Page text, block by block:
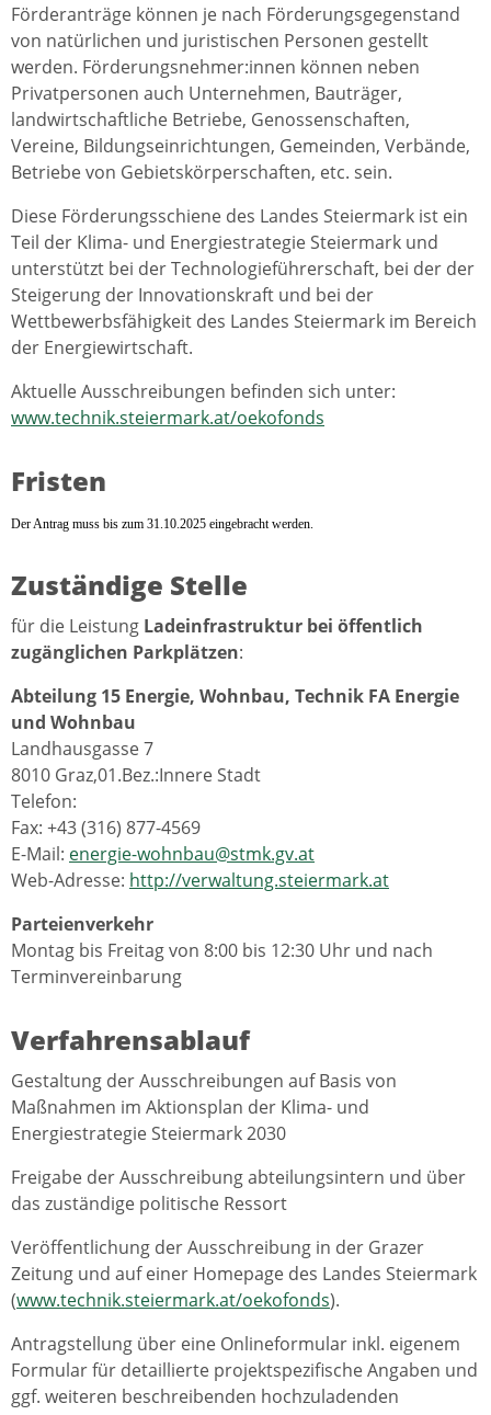
Förderanträge können je nach Förderungsgegenstand
von natürlichen und juristischen Personen gestellt
werden. Förderungsnehmer:innen können neben
Privatpersonen auch Unternehmen, Bauträger,
landwirtschaftliche Betriebe, Genossenschaften,
Vereine, Bildungseinrichtungen, Gemeinden, Verbände,
Betriebe von Gebietskörperschaften, etc. sein.
Diese Förderungsschiene des Landes Steiermark ist ein
Teil der Klima- und Energiestrategie Steiermark und
unterstützt bei der Technologieführerschaft, bei der der
Steigerung der Innovationskraft und bei der
Wettbewerbsfähigkeit des Landes Steiermark im Bereich
der Energiewirtschaft.
Aktuelle Ausschreibungen befinden sich unter:
www.technik.steiermark.at/oekofonds
Fristen
Der Antrag muss bis zum 31.10.2025 eingebracht werden.
Zuständige Stelle
für die Leistung Ladeinfrastruktur bei öffentlich
zugänglichen Parkplätzen:
Abteilung 15 Energie, Wohnbau, Technik FA Energie
und Wohnbau
Landhausgasse 7
8010 Graz,01.Bez.:Innere Stadt
Telefon:
Fax: +43 (316) 877-4569
E-Mail: energie-wohnbau@stmk.gv.at
Web-Adresse: http://verwaltung.steiermark.at
Parteienverkehr
Montag bis Freitag von 8:00 bis 12:30 Uhr und nach
Terminvereinbarung
Verfahrensablauf
Gestaltung der Ausschreibungen auf Basis von
Maßnahmen im Aktionsplan der Klima- und
Energiestrategie Steiermark 2030
Freigabe der Ausschreibung abteilungsintern und über
das zuständige politische Ressort
Veröffentlichung der Ausschreibung in der Grazer
Zeitung und auf einer Homepage des Landes Steiermark
(www.technik.steiermark.at/oekofonds).
Antragstellung über eine Onlineformular inkl. eigenem
Formular für detaillierte projektspezifische Angaben und
ggf. weiteren beschreibenden hochzuladenden